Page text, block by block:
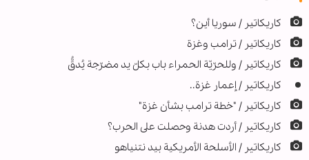
كاريكاتير / سوريا أين؟
كاريكاتير / ترامب وغزة
كاريكاتير / وللحرّيّة الحمراء باب بكلّ يد مضرّجة يُدقُّ
کاریکاتیر / إعمار غزة..
كاريكاتير / "خطة ترامب بشأن غزة"
کاریکاتیر / أردت هدنة وحصلت على الحرب؟
کاریکاتیر / الأسلحة الأمريكية بيد نتنياهو